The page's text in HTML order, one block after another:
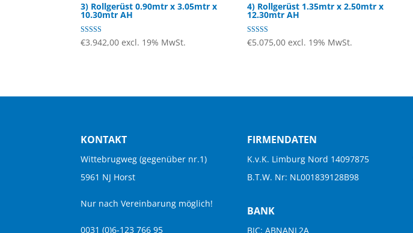
3) Rollgerüst 0.90mtr x 3.05mtr x
10.30mtr AH
Bewertet mit
4.67
€3.942,00 excl. 19% MwSt.
4) Rollgerüst 1.35mtr x 2.50mtr x
12.30mtr AH
Bewertet
mit
€5.075,00 excl. 19% MwSt.
KONTAKT
Wittebrugweg (gegenüber nr.1)
5961 NJ Horst
Nur nach Vereinbarung möglich!
0031 (0)6-123 766 95
FIRMENDATEN
K.v.K. Limburg Nord 14097875
B.T.W. Nr: NL001839128B98
BANK
BIC: ABNANL2A